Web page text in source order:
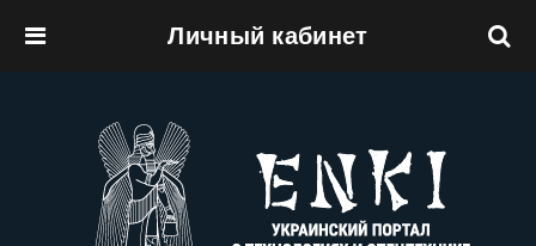
Личный кабинет